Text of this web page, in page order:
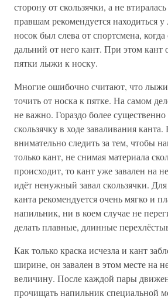
сторону от скользячки, а не
правшам рекомендуется находиться
носок был слева от спортсмена, когда
дальний от него кант. При этом кант
пятки лыжи к носку.
Многие ошибочно считают, что
точить от носка к пятке. На самом
не важно. Гораздо более
скользячку в ходе заваливания
внимательно следить за тем, чтобы
только кант, не снимая материала
происходит, то кант уже завален на
идёт ненужный завал скользячки.
канта рекомендуется очень мягко и
напильник, ни в коем случае не
делать плавные, длинные
Как только краска исчезла и кант
ширине, он завален в этом месте на
величину. После каждой пары
прочищать напильник специальной